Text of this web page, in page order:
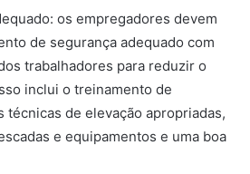
os empregadores devem
de segurança adequado com
trabalhadores para reduzir o
inclui o treinamento de
técnicas de elevação apropriadas,
e equipamentos e uma boa